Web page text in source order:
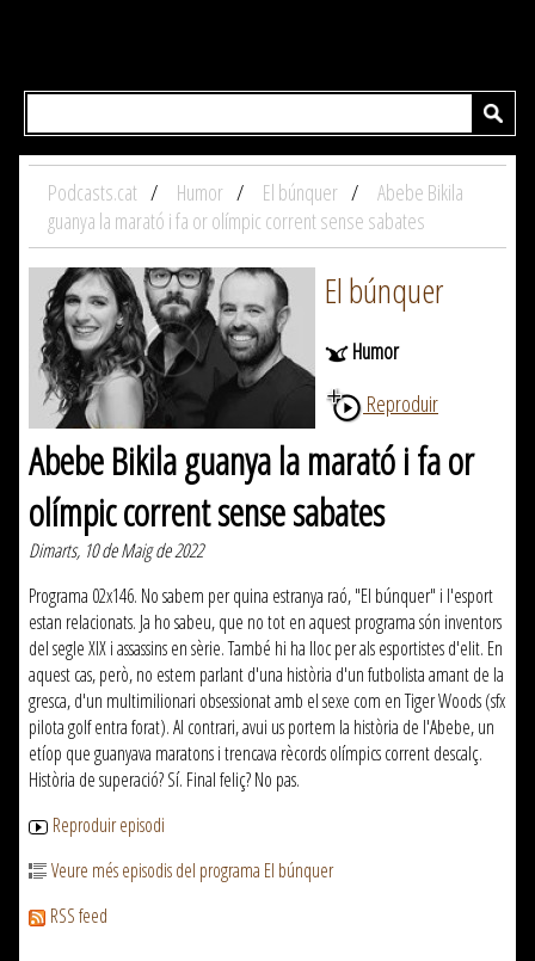
Podcasts.cat Humor El búnquer
Abebe Bikila
guanya la marató i fa or olímpic corrent sense sabates
El búnquer
Humor
Reproduir
Abebe Bikila guanya la marató i fa or
olímpic corrent sense sabates
Dimarts, 10 de Maig de 2022
Programa 02x146. No sabem per quina estranya raó, "El búnquer" i l'esport
estan relacionats. Ja ho sabeu, que no tot en aquest programa són inventors
del segle XIX i assassins en sèrie. També hi ha lloc per als esportistes d'elit. En
aquest cas, però, no estem parlant d'una història d'un futbolista amant de la
gresca, d'un multimilionari obsessionat amb el sexe com en Tiger Woods (sfx
pilota golf entra forat). Al contrari, avui us portem la història de l'Abebe, un
etíop que guanyava maratons i trencava rècords olímpics corrent descalç.
Història de superació? Sí. Final feliç? No pas.
Reproduir episodi
Veure més episodis del programa El búnquer
RSS feed